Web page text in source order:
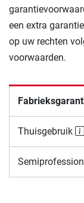
een extra
op uw rechten
voorwaarden.
Thuisgebruik